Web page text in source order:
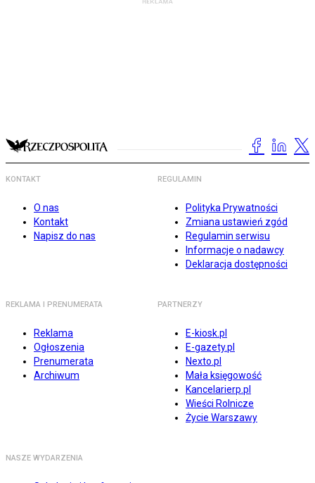
KONTAKT
O nas
Kontakt
Napisz do nas
REGULAMIN
Polityka Prywatności
Zmiana ustawień zgód
Regulamin serwisu
Informacje o nadawcy
Deklaracja dostępności
REKLAMA I PRENUMERATA
Reklama
Ogłoszenia
Prenumerata
Archiwum
PARTNERZY
E-kiosk.pl
E-gazety.pl
Nexto.pl
Mała księgowość
Kancelarierp.pl
Wieści Rolnicze
Życie Warszawy
NASZE WYDARZENIA